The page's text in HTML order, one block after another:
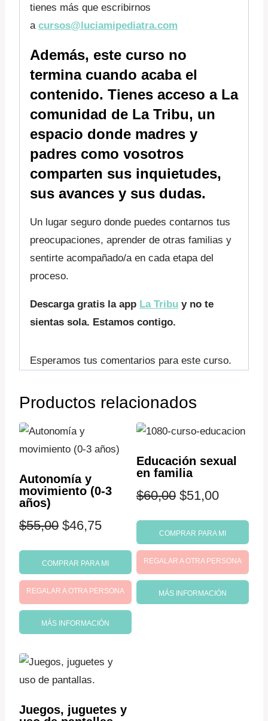
tienes más que escribirnos
a cursos@luciamipediatra.com
Además, este curso no
termina cuando acaba el
contenido. Tienes acceso a La
comunidad de La Tribu, un
espacio donde madres y
padres como vosotros
comparten sus inquietudes,
sus avances y sus dudas.
Un lugar seguro donde puedes contarnos tus
preocupaciones, aprender de otras familias y
sentirte acompañado/a en cada etapa del
proceso.
Descarga gratis la app La Tribu y no te
sientas sola. Estamos contigo.
Esperamos tus comentarios para este curso.
Productos relacionados
Autonomía y
movimiento (0-3
años)
$55,00 El
precio
original
era:
$55,00.
$46,75El
precio
actual
es:
$46,75.
COMPRAR PARA MI
REGALAR A OTRA PERSONA
MÁS INFORMACIÓN
Educación sexual
en familia
$60,00 El
precio
original
era:
$60,00.
$51,00El
precio
actual
es:
$51,00.
COMPRAR PARA MI
REGALAR A OTRA PERSONA
MÁS INFORMACIÓN
Juegos, juguetes y